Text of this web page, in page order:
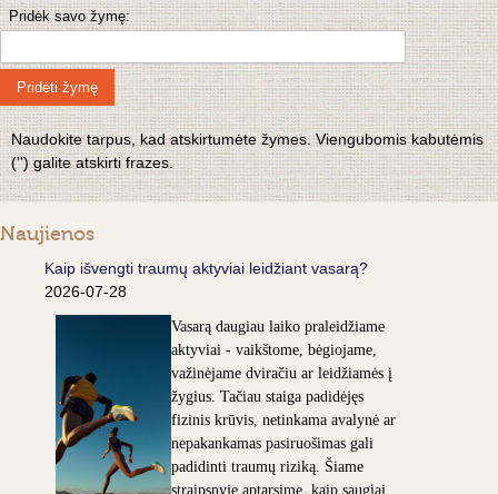
Pridėk savo žymę:
Pridėti žymę
Naudokite tarpus, kad atskirtumėte žymes. Viengubomis kabutėmis
('') galite atskirti frazes.
Naujienos
Kaip išvengti traumų aktyviai leidžiant vasarą?
2026-07-28
Vasarą daugiau laiko praleidžiame
aktyviai - vaikštome, bėgiojame,
važinėjame dviračiu ar leidžiamės į
žygius. Tačiau staiga padidėjęs
fizinis krūvis, netinkama avalynė ar
nepakankamas pasiruošimas gali
padidinti traumų riziką. Šiame
straipsnyje aptarsime, kaip saugiai